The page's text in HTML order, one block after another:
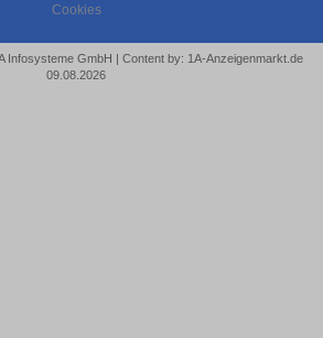
Cookies
Infosysteme GmbH | Content by: 1A-Anzeigenmarkt.de
09.08.2026